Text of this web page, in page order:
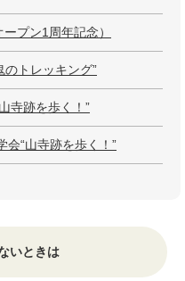
プン1周年記念）
のトレッキング”
寺跡を歩く！”
会“山寺跡を歩く！”
いときは